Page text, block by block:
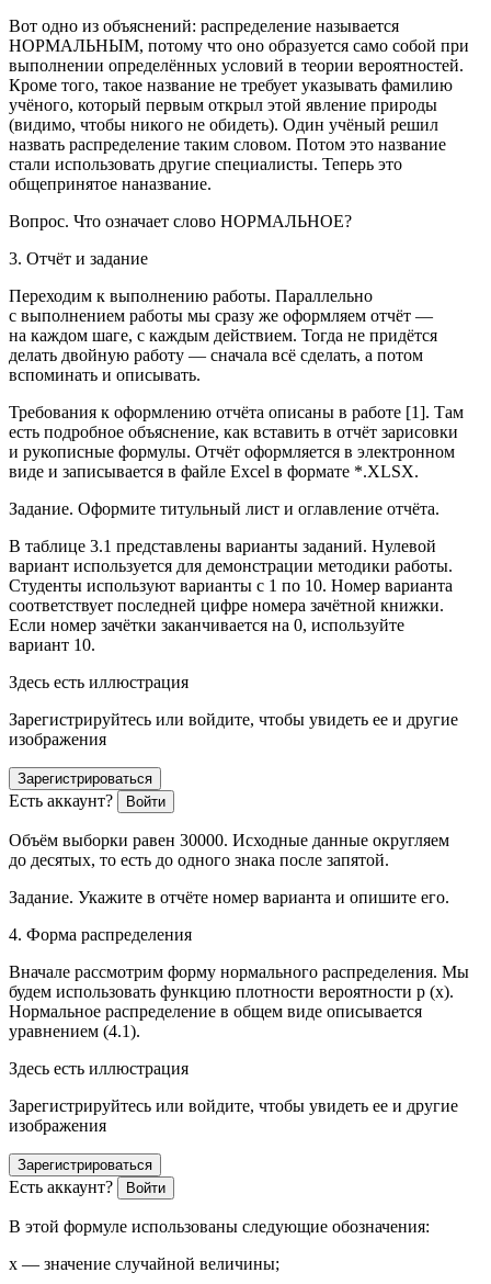
Вот одно из объяснений: распределение называется
НОРМАЛЬНЫМ, потому что оно образуется само собой при
выполнении определённых условий в теории вероятностей.
Кроме того, такое название не требует указывать фамилию
учёного, который первым открыл этой явление природы
(видимо, чтобы никого не обидеть). Один учёный решил
назвать распределение таким словом. Потом это название
стали использовать другие специалисты. Теперь это
общепринятое наназвание.
Вопрос. Что означает слово НОРМАЛЬНОЕ?
3. Отчёт и задание
Переходим к выполнению работы. Параллельно
с выполнением работы мы сразу же оформляем отчёт —
на каждом шаге, с каждым действием. Тогда не придётся
делать двойную работу — сначала всё сделать, а потом
вспоминать и описывать.
Требования к оформлению отчёта описаны в работе [1]. Там
есть подробное объяснение, как вставить в отчёт зарисовки
и рукописные формулы. Отчёт оформляется в электронном
виде и записывается в файле Excel в формате *.XLSX.
Задание. Оформите титульный лист и оглавление отчёта.
В таблице 3.1 представлены варианты заданий. Нулевой
вариант используется для демонстрации методики работы.
Студенты используют варианты с 1 по 10. Номер варианта
соответствует последней цифре номера зачётной книжки.
Если номер зачётки заканчивается на 0, используйте
вариант 10.
Здесь есть иллюстрация
Зарегистрируйтесь или войдите, чтобы увидеть ее и другие
изображения
Зарегистрироваться
Есть аккаунт? Войти
Объём выборки равен 30000. Исходные данные округляем
до десятых, то есть до одного знака после запятой.
Задание. Укажите в отчёте номер варианта и опишите его.
4. Форма распределения
Вначале рассмотрим форму нормального распределения. Мы
будем использовать функцию плотности вероятности р (х).
Нормальное распределение в общем виде описывается
уравнением (4.1).
Здесь есть иллюстрация
Зарегистрируйтесь или войдите, чтобы увидеть ее и другие
изображения
Зарегистрироваться
Есть аккаунт? Войти
В этой формуле использованы следующие обозначения:
х — значение случайной величины;